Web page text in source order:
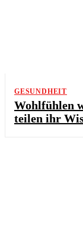
GESUNDHEIT
Wohlfühlen
teilen ihr